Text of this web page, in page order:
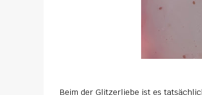
Beim der Glitzerliebe ist es